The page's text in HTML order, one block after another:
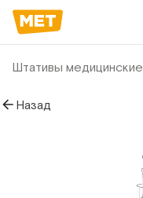
Штативы медицинские
Назад